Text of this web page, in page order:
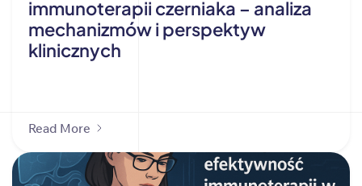
immunoterapii czerniaka – analiza
mechanizmów i perspektyw
klinicznych
Read More